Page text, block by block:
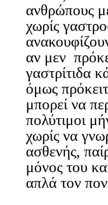
ανθρώπους
χωρίς
αν μεν
γαστρίτιδα
όμως
μπορεί να
πολύτιμοι
χωρίς να
ασθενής,
μόνος του
απλά τον